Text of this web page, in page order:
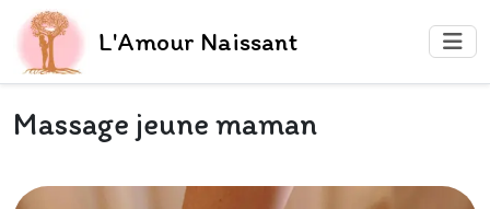
L'Amour Naissant
Massage jeune maman